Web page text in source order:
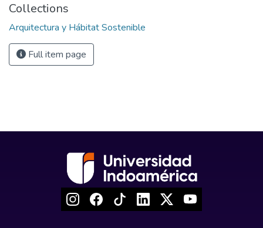
Collections
Arquitectura y Hábitat Sostenible
Full item page